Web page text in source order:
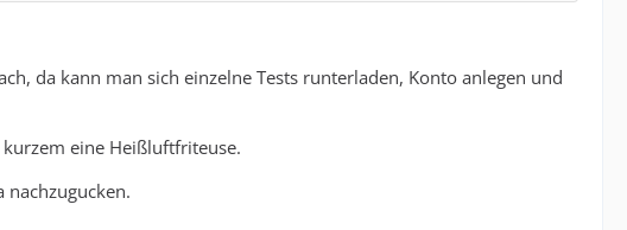
da kann man sich einzelne Tests runterladen, Konto anlegen und
eine Heißluftfriteuse.
nachzugucken.